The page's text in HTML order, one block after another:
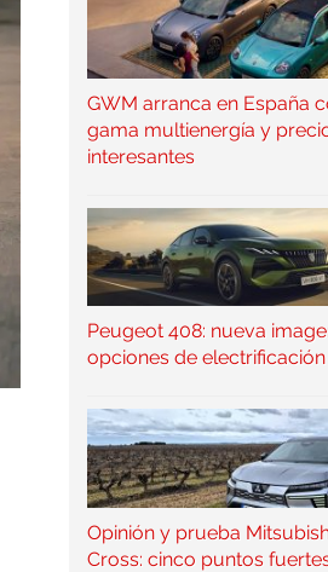
GWM arranca en España
gama multienergía y
interesantes
Peugeot 408: nueva
opciones de electrificación
Opinión y prueba
Cross: cinco puntos